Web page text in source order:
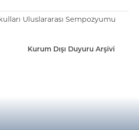
Uluslararası Sempozyumu
Kurum Dışı Duyuru Arşivi